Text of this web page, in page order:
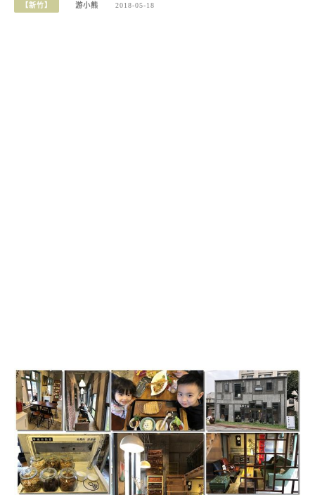
【新竹】 游小熊 2018-05-18